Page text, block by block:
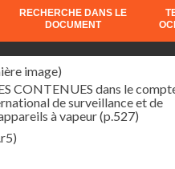
RECHERCHE DANS LE
DOCUMENT
image)
CONTENUES dans le
de surveillance et de
à vapeur(p.527)